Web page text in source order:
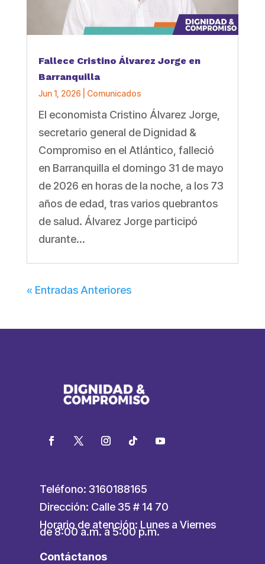
Fallece Cristino Álvarez Jorge en
Barranquilla
Jun 1, 2026 Comunicados
El economista Cristino Álvarez Jorge,
secretario general de Dignidad &
Compromiso en el Atlántico, falleció
en Barranquilla el domingo 31 de mayo
de 2026 en horas de la noche, a los 73
años de edad, tras varios quebrantos
de salud. Álvarez Jorge participó
durante...
« Entradas Anteriores
Teléfono: 3160188165
Dirección: Calle 35 # 14 70
Horario de atención: Lunes a Viernes
de 8:00 a.m. a 5:00 p.m.
Contáctanos